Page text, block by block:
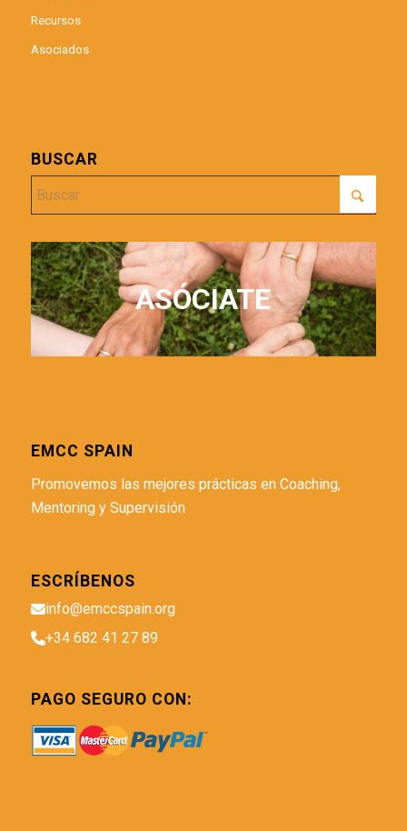
Recursos
Asociados
BUSCAR
ASÓCIATE
EMCC SPAIN
Promovemos las mejores prácticas en Coaching,
Mentoring y Supervisión
ESCRÍBENOS
info@emccspain.org
+34 682 41 27 89
PAGO SEGURO CON: